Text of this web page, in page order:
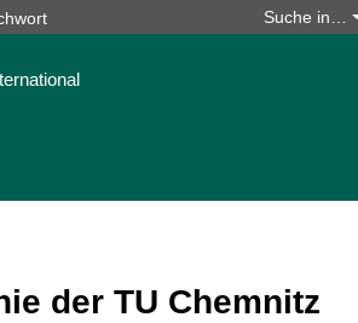
Suche in…
der TU Chemnitz